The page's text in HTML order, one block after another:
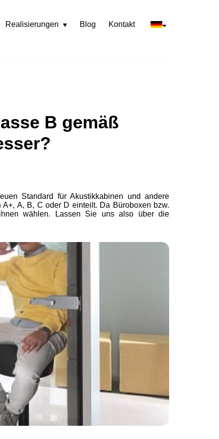
Realisierungen Rozwiń
Blog Kontakt
B gemäß
Standard für Akustikkabinen und andere
A, B, C oder D einteilt. Da Büroboxen bzw.
wählen. Lassen Sie uns also über die